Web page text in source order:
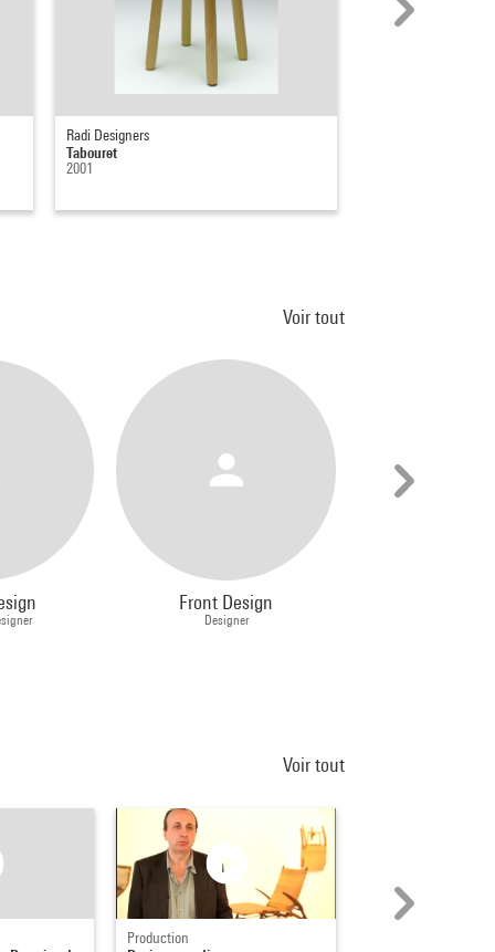
Radi Designers
Tabouret
2001
Voir tout
Front Design
Designer
Voir tout
Production